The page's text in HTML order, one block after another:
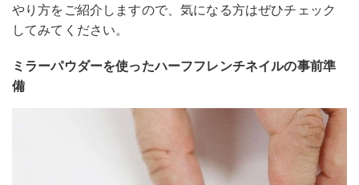
やり方をご紹介しますので、気になる方はぜひチェック
してみてください。
ミラーパウダーを使ったハーフフレンチネイルの事前準
備